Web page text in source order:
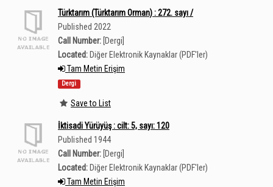
Türktarım (Türktarım Orman) : 272. sayı /
Published 2022
Call Number: [Dergi]
Located: Diğer Elektronik Kaynaklar (PDF'ler)
Tam Metin Erişim
Dergi
Save to List
İktisadi Yürüyüş : cilt: 5, sayı: 120
Published 1944
Call Number: [Dergi]
Located: Diğer Elektronik Kaynaklar (PDF'ler)
Tam Metin Erişim